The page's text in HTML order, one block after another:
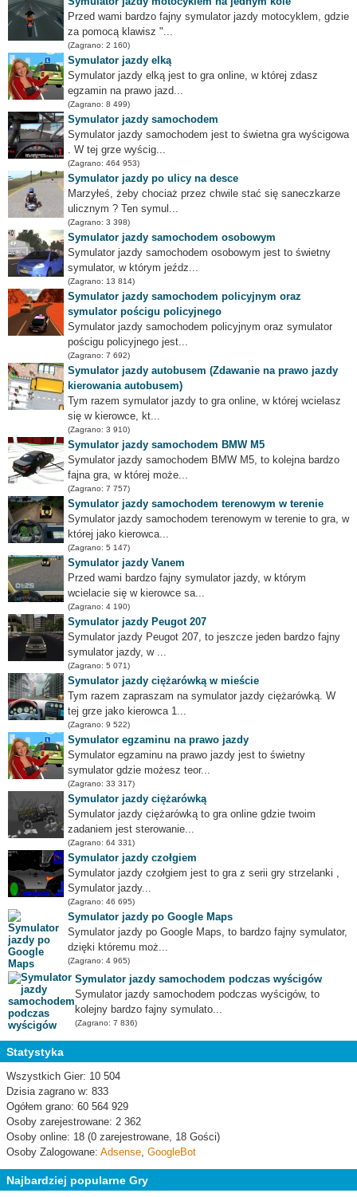
Przed wami bardzo fajny symulator jazdy motocyklem, gdzie
za pomocą klawisz "...
(Zagrano: 2 160)
Symulator jazdy elką
Symulator jazdy elką jest to gra online, w której zdasz
egzamin na prawo jazd...
(Zagrano: 8 499)
Symulator jazdy samochodem
Symulator jazdy samochodem jest to świetna gra wyścigowa
. W tej grze wyścig...
(Zagrano: 464 953)
Symulator jazdy po ulicy na desce
Marzyłeś, żeby chociaż przez chwile stać się saneczkarze
ulicznym ? Ten symul...
(Zagrano: 3 398)
Symulator jazdy samochodem osobowym
Symulator jazdy samochodem osobowym jest to świetny
symulator, w którym jeźdz...
(Zagrano: 13 814)
Symulator jazdy samochodem policyjnym oraz
symulator pościgu policyjnego
Symulator jazdy samochodem policyjnym oraz symulator
pościgu policyjnego jest...
(Zagrano: 7 692)
Symulator jazdy autobusem (Zdawanie na prawo jazdy
kierowania autobusem)
Tym razem symulator jazdy to gra online, w której wcielasz
się w kierowce, kt...
(Zagrano: 3 910)
Symulator jazdy samochodem BMW M5
Symulator jazdy samochodem BMW M5, to kolejna bardzo
fajna gra, w której może...
(Zagrano: 7 757)
Symulator jazdy samochodem terenowym w terenie
Symulator jazdy samochodem terenowym w terenie to gra, w
której jako kierowca...
(Zagrano: 5 147)
Symulator jazdy Vanem
Przed wami bardzo fajny symulator jazdy, w którym
wcielacie się w kierowce sa...
(Zagrano: 4 190)
Symulator jazdy Peugot 207
Symulator jazdy Peugot 207, to jeszcze jeden bardzo fajny
symulator jazdy, w ...
(Zagrano: 5 071)
Symulator jazdy ciężarówką w mieście
Tym razem zapraszam na symulator jazdy ciężarówką. W
tej grze jako kierowca 1...
(Zagrano: 9 522)
Symulator egzaminu na prawo jazdy
Symulator egzaminu na prawo jazdy jest to świetny
symulator gdzie możesz teor...
(Zagrano: 33 317)
Symulator jazdy ciężarówką
Symulator jazdy ciężarówką to gra online gdzie twoim
zadaniem jest sterowanie...
(Zagrano: 64 331)
Symulator jazdy czołgiem
Symulator jazdy czołgiem jest to gra z serii gry strzelanki ,
Symulator jazdy...
(Zagrano: 46 695)
Symulator jazdy po Google Maps
Symulator jazdy po Google Maps, to bardzo fajny symulator,
dzięki któremu moż...
(Zagrano: 4 965)
Symulator jazdy samochodem podczas wyścigów
Symulator jazdy samochodem podczas wyścigów, to
kolejny bardzo fajny symulato...
(Zagrano: 7 836)
Statystyka
Wszystkich Gier: 10 504
Dzisia zagrano w: 833
Ogółem grano: 60 564 929
Osoby zarejestrowane: 2 362
Osoby online: 18 (0 zarejestrowane, 18 Gości)
Osoby Zalogowane: Adsense, GoogleBot
Najbardziej popularne Gry